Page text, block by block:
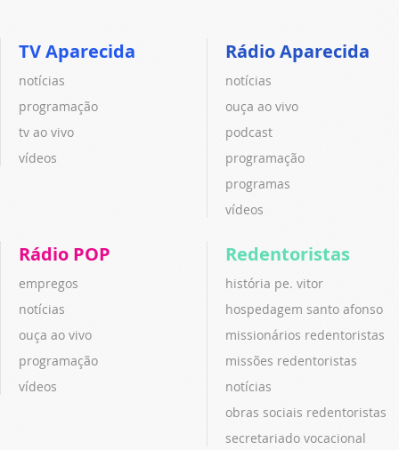
TV Aparecida
notícias
programação
tv ao vivo
vídeos
Rádio Aparecida
notícias
ouça ao vivo
podcast
programação
programas
vídeos
Rádio POP
empregos
notícias
ouça ao vivo
programação
vídeos
Redentoristas
história pe. vitor
hospedagem santo afonso
missionários redentoristas
missões redentoristas
notícias
obras sociais redentoristas
secretariado vocacional